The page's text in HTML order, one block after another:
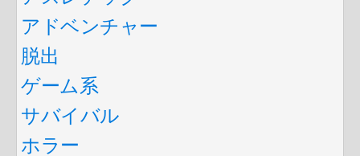
アドベンチャー
脱出
ゲーム系
サバイバル
ホラー